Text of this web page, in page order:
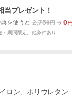
当プレゼント！
を使うと 2,750円 0円
・期間限定。他条件あり
ロン、ポリウレタン